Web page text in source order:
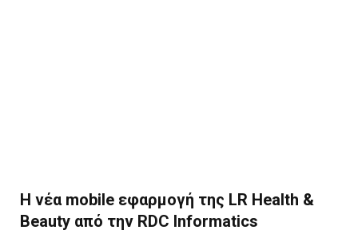
Η νέα mobile εφαρμογή της LR Health &
Beauty από την RDC Informatics